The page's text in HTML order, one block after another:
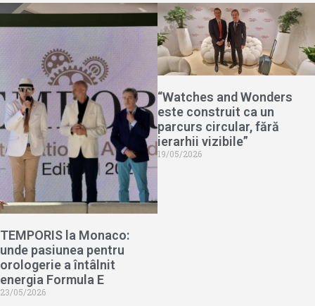
TEMPORIS la Monaco:
unde pasiunea pentru
orologerie a întâlnit
energia Formula E
23/05/2026
“Watches and Wonders
este construit ca un
parcurs circular, fără
ierarhii vizibile”
19/05/2026